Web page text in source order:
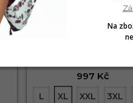
997 Kč
L XL XXL 3XL
Na